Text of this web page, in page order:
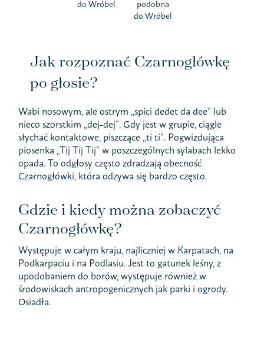
do Wróbel
podobna
do Wróbel
Jak rozpoznać Czarnogłówkę
po głosie?
Wabi nosowym, ale ostrym „spici dedet da dee” lub
nieco szorstkim „dej-dej”. Gdy jest w grupie, ciągle
słychać kontaktowe, piszczące „ti ti”. Pogwizdująca
piosenka „Tij Tij Tij” w poszczególnych sylabach lekko
opada. To odgłosy często zdradzają obecność
Czarnogłówki, która odzywa się bardzo często.
Gdzie i kiedy można zobaczyć
Czarnogłówkę?
Występuje w całym kraju, najliczniej w Karpatach, na
Podkarpaciu i na Podlasiu. Jest to gatunek leśny, z
upodobaniem do borów, występuje również w
środowiskach antropogenicznych jak parki i ogrody.
Osiadła.